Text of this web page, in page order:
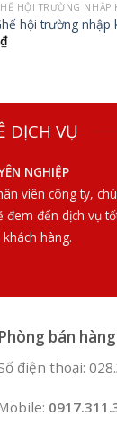
HỘI TRƯỜNG NHẬP
hội trường nhập
₫
DỊCH VỤ
NGHIỆP
viên công ty,
đem đến dịch vụ
hàng.
Phòng bán
điện thoại: